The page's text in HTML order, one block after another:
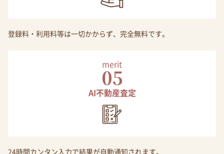
登録料・利用料等は一切かからず、完全無料です。
merit
05
AI不動産査定
24時間カンタン入力で結果が自動通知されます。